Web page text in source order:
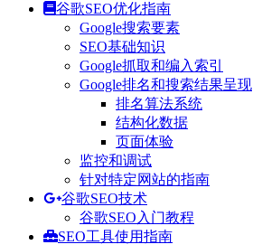
谷歌SEO优化指南
Google搜索要素
SEO基础知识
Google抓取和编入索引
Google排名和搜索结果呈现
排名算法系统
结构化数据
页面体验
监控和调试
针对特定网站的指南
谷歌SEO技术
谷歌SEO入门教程
SEO工具使用指南